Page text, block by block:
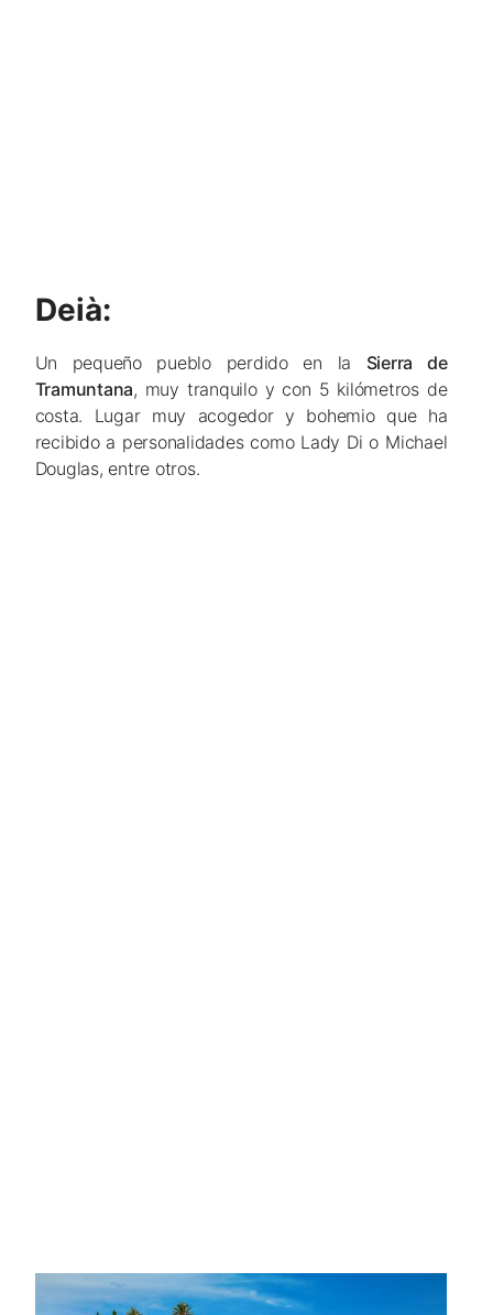
Deià:
Un pequeño pueblo perdido en la Sierra de
Tramuntana, muy tranquilo y con 5 kilómetros de
costa. Lugar muy acogedor y bohemio que ha
recibido a personalidades como Lady Di o Michael
Douglas, entre otros.